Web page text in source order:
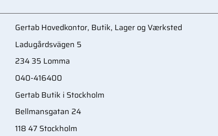
Gertab Hovedkontor, Butik, Lager og Værksted
Ladugårdsvägen 5
234 35 Lomma
040-416400
Gertab Butik i Stockholm
Bellmansgatan 24
118 47 Stockholm